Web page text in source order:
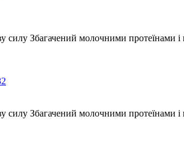
Збагачений молочними протеїнами і
Збагачений молочними протеїнами і